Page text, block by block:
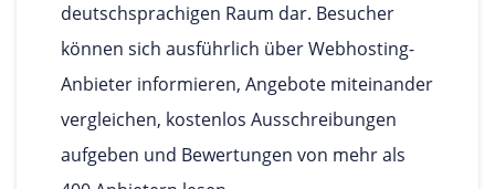
deutschsprachigen Raum dar. Besucher
können sich ausführlich über Webhosting-
Anbieter informieren, Angebote miteinander
vergleichen, kostenlos Ausschreibungen
aufgeben und Bewertungen von mehr als